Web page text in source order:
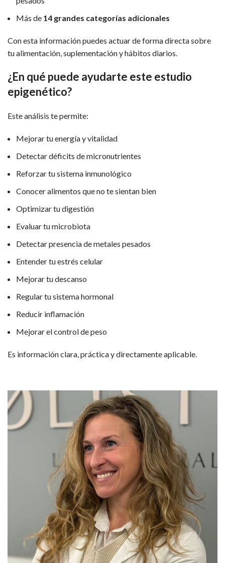
Más de 14 grandes categorías adicionales
Con esta información puedes actuar de forma directa sobre
tu alimentación, suplementación y hábitos diarios.
¿En qué puede ayudarte este estudio
epigenético?
Este análisis te permite:
Mejorar tu energía y vitalidad
Detectar déficits de micronutrientes
Reforzar tu sistema inmunológico
Conocer alimentos que no te sientan bien
Optimizar tu digestión
Evaluar tu microbiota
Detectar presencia de metales pesados
Entender tu estrés celular
Mejorar tu descanso
Regular tu sistema hormonal
Reducir inflamación
Mejorar el control de peso
Es información clara, práctica y directamente aplicable.